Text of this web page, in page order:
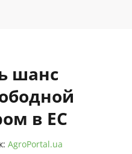
шанс
в ЕС
AgroPortal.ua